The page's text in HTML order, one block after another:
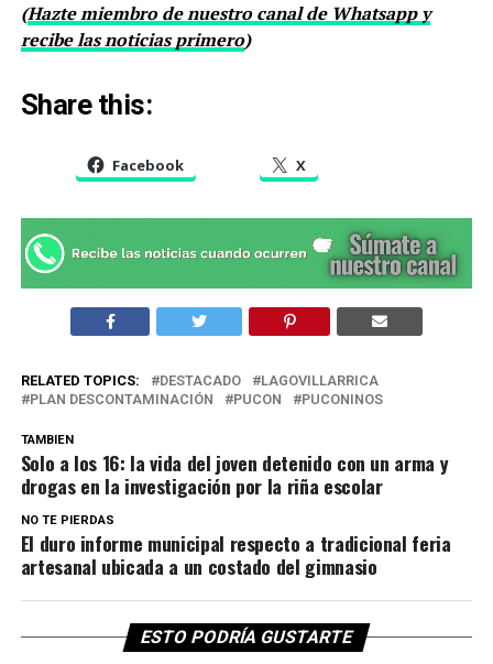
(Hazte miembro de nuestro canal de Whatsapp y
recibe las noticias primero)
Share this:
Facebook X
RELATED TOPICS: DESTACADO
LAGOVILLARRICA
PLAN DESCONTAMINACIÓN
PUCON PUCONINOS
TAMBIEN
Solo a los 16: la vida del joven detenido con un arma y
drogas en la investigación por la riña escolar
NO TE PIERDAS
El duro informe municipal respecto a tradicional feria
artesanal ubicada a un costado del gimnasio
ESTO PODRÍA GUSTARTE